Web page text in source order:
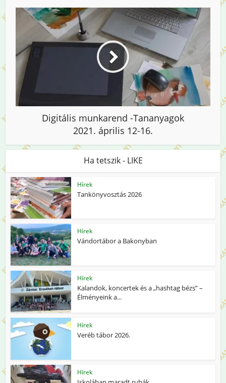
Digitális munkarend -Tananyagok
2021. április 12-16.
Ha tetszik - LIKE
Hírek
Tankönyvosztás 2026
Hírek
Vándortábor a Bakonyban
Hírek
Kalandok, koncertek és a „hashtag bézs” –
Élményeink a...
Hírek
Veréb tábor 2026.
Hírek